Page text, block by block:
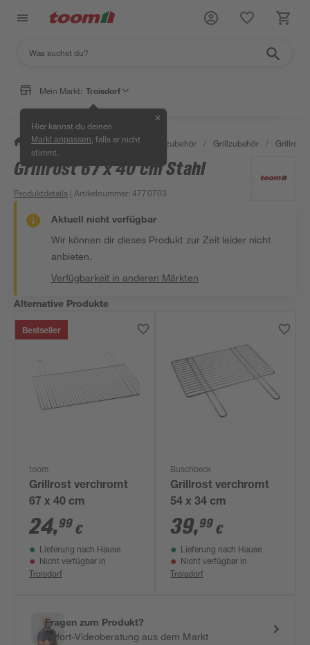
Mein Markt: Troisdorf
Hier kannst du deinen
Markt anpassen , falls er nicht
stimmt.
✕
/ Garten & Freizeit / Grills & Grillzubehör / Grillzubehör / Grillroste
Grillrost 67 x 40 cm Stahl
Produktdetails | Artikelnummer:4770703
Aktuell nicht verfügbar
Wir können dir dieses Produkt zur Zeit leider nicht
anbieten.
Verfügbarkeit in anderen Märkten
Alternative Produkte
Bestseller
toom
Grillrost verchromt
67 x 40 cm
24,99 €
Lieferung nach Hause
Nicht verfügbar in
Troisdorf
Buschbeck
Grillrost verchromt
54 x 34 cm
39,99 €
Lieferung nach Hause
Nicht verfügbar in
Troisdorf
Fragen zum Produkt?
Sofort-Videoberatung aus dem Markt